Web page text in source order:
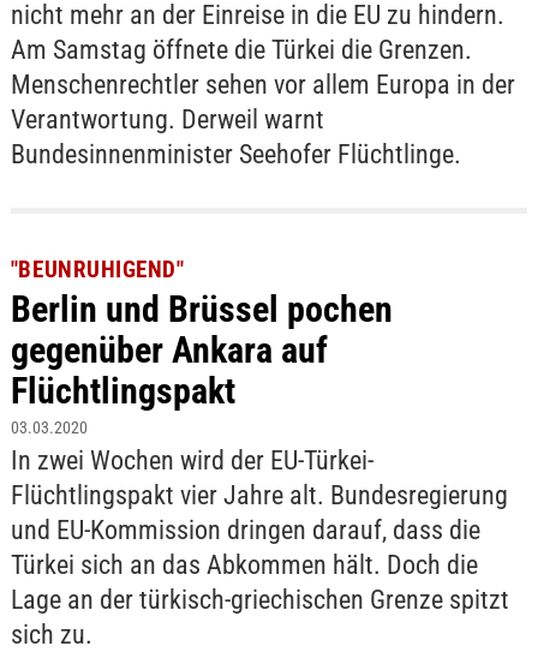
nicht mehr an der Einreise in die EU zu hindern.
Am Samstag öffnete die Türkei die Grenzen.
Menschenrechtler sehen vor allem Europa in der
Verantwortung. Derweil warnt
Bundesinnenminister Seehofer Flüchtlinge.
"BE­UN­RU­HI­GEND"
Berlin und Brüssel pochen
gegenüber Ankara auf
Flüchtlingspakt
03.03.2020
In zwei Wochen wird der EU-Türkei-
Flüchtlingspakt vier Jahre alt. Bundesregierung
und EU-Kommission dringen darauf, dass die
Türkei sich an das Abkommen hält. Doch die
Lage an der türkisch-griechischen Grenze spitzt
sich zu.